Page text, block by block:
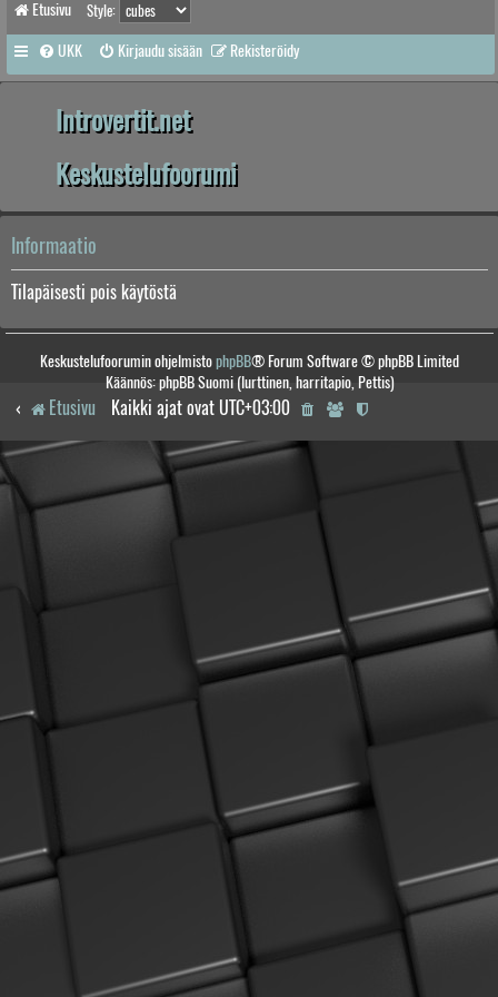
Etusivu Style:
UKK Kirjaudu sisään Rekisteröidy
Introvertit.net
Keskustelufoorumi
Informaatio
Tilapäisesti pois käytöstä
Keskustelufoorumin ohjelmistophpBB® Forum Software © phpBB Limited
Käännös: phpBB Suomi (lurttinen, harritapio, Pettis)
Etusivu Kaikki ajat ovat UTC+03:00